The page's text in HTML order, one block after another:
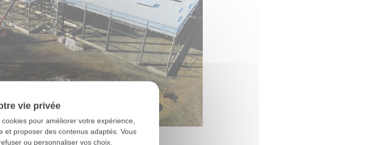
vie privée
cookies pour améliorer votre expérience,
et proposer des contenus adaptés. Vous
ou personnaliser vos choix.